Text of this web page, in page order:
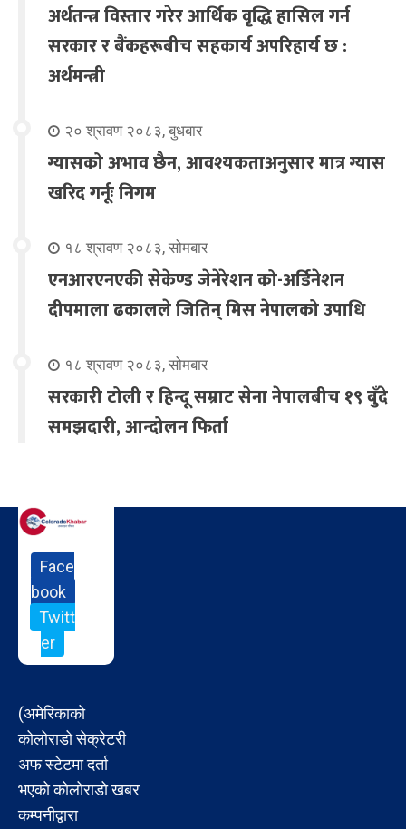
अर्थतन्त्र विस्तार गरेर आर्थिक वृद्धि हासिल गर्न
सरकार र बैंकहरूबीच सहकार्य अपरिहार्य छ :
अर्थमन्त्री
२० श्रावण २०८३, बुधबार
ग्यासको अभाव छैन, आवश्यकताअनुसार मात्र ग्यास
खरिद गर्नूः निगम
१८ श्रावण २०८३, सोमबार
एनआरएनएकी सेकेण्ड जेनेरेशन को-अर्डिनेशन
दीपमाला ढकालले जितिन् मिस नेपालको उपाधि
१८ श्रावण २०८३, सोमबार
सरकारी टोली र हिन्दू सम्राट सेना नेपालबीच १९ बुँदे
समझदारी, आन्दोलन फिर्ता
Face
book
Twitt
er
(अमेरिकाको
कोलोराडो सेक्रेटरी
अफ स्टेटमा दर्ता
भएको कोलोराडो खबर
कम्पनीद्वारा